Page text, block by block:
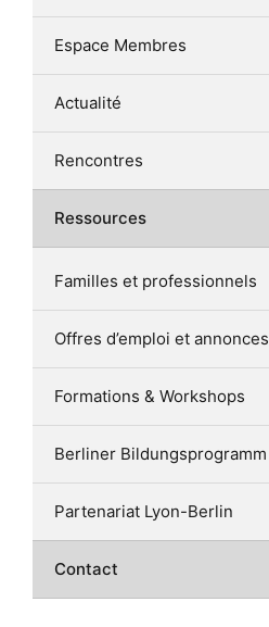
Espace Membres
Actualité
Rencontres
Ressources
Familles et professionnels
Offres d’emploi et annonces
Formations & Workshops
Berliner Bildungsprogramm
Partenariat Lyon-Berlin
Contact